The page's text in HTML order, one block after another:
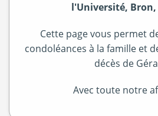
l'Université, Bron,
Cette page vous permet
condoléances à la famille et
décès de
Avec toute notre